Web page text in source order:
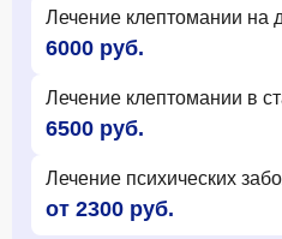
Лечение клептомании на
6000 руб.
Лечение клептомании в
6500 руб.
Лечение психических
от 2300 руб.